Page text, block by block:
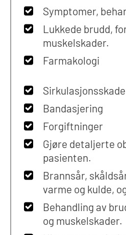
Symptomer,
Lukkede brudd,
muskelskader.
Farmakologi
Bandasjering
Forgiftninger
Gjøre detaljerte
pasienten.
Brannsår,
varme og kulde,
Behandling av
og muskelskader.